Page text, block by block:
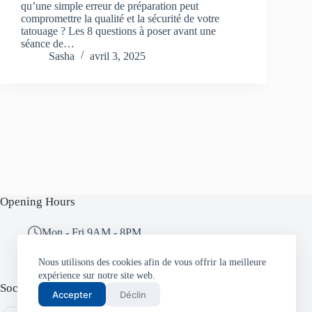
Nous utilisons des cookies afin de vous offrir la meilleure
expérience sur notre site web.
Accepter Déclin
qu’une simple erreur de préparation peut
compromettre la qualité et la sécurité de votre
tatouage ? Les 8 questions à poser avant une
séance de…
Sasha
avril 3, 2025
Opening Hours
Mon - Fri 9AM - 8PM
Social Media